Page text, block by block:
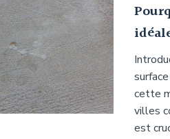
cette
villes
est